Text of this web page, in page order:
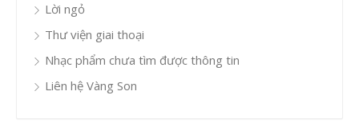
Lời ngỏ
Thư viện giai thoại
Nhạc phẩm chưa tìm được thông tin
Liên hệ Vàng Son